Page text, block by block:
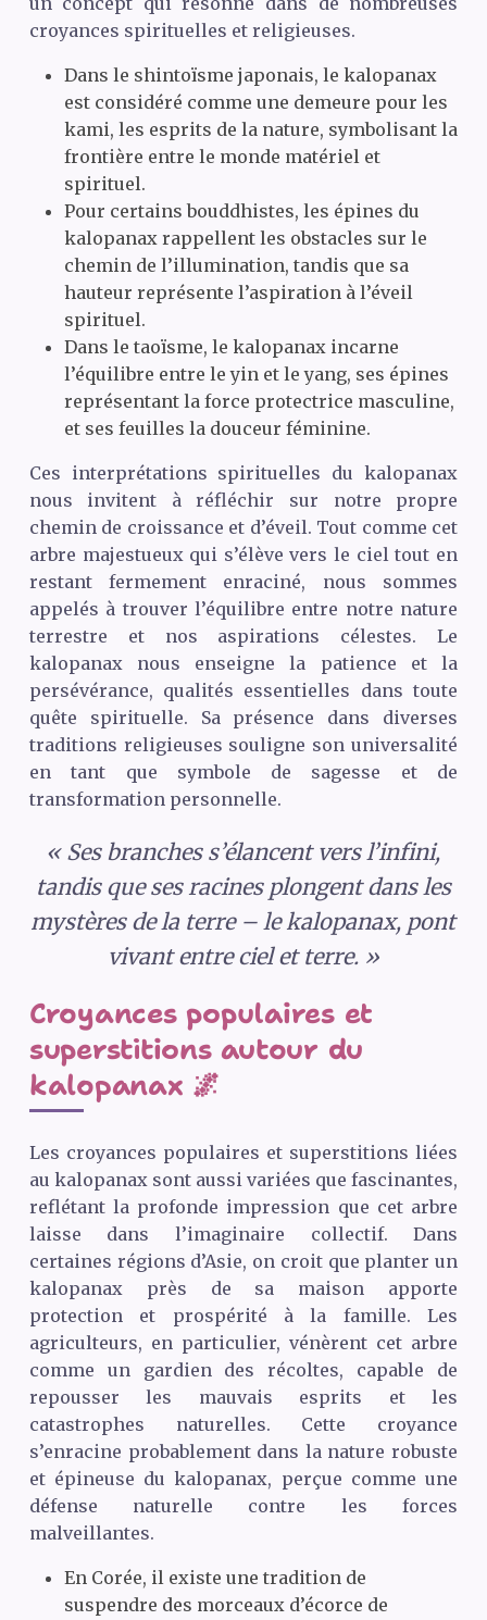
croyances spirituelles et religieuses.
Dans le shintoïsme japonais, le kalopanax
est considéré comme une demeure pour les
kami, les esprits de la nature, symbolisant la
frontière entre le monde matériel et
spirituel.
Pour certains bouddhistes, les épines du
kalopanax rappellent les obstacles sur le
chemin de l’illumination, tandis que sa
hauteur représente l’aspiration à l’éveil
spirituel.
Dans le taoïsme, le kalopanax incarne
l’équilibre entre le yin et le yang, ses épines
représentant la force protectrice masculine,
et ses feuilles la douceur féminine.
Ces interprétations spirituelles du kalopanax
nous invitent à réfléchir sur notre propre
chemin de croissance et d’éveil. Tout comme cet
arbre majestueux qui s’élève vers le ciel tout en
restant fermement enraciné, nous sommes
appelés à trouver l’équilibre entre notre nature
terrestre et nos aspirations célestes. Le
kalopanax nous enseigne la patience et la
persévérance, qualités essentielles dans toute
quête spirituelle. Sa présence dans diverses
traditions religieuses souligne son universalité
en tant que symbole de sagesse et de
transformation personnelle.
« Ses branches s’élancent vers l’infini,
tandis que ses racines plongent dans les
mystères de la terre – le kalopanax, pont
vivant entre ciel et terre. »
Croyances populaires et
superstitions autour du
kalopanax 🌌
Les croyances populaires et superstitions liées
au kalopanax sont aussi variées que fascinantes,
reflétant la profonde impression que cet arbre
laisse dans l’imaginaire collectif. Dans
certaines régions d’Asie, on croit que planter un
kalopanax près de sa maison apporte
protection et prospérité à la famille. Les
agriculteurs, en particulier, vénèrent cet arbre
comme un gardien des récoltes, capable de
repousser les mauvais esprits et les
catastrophes naturelles. Cette croyance
s’enracine probablement dans la nature robuste
et épineuse du kalopanax, perçue comme une
défense naturelle contre les forces
malveillantes.
En Corée, il existe une tradition de
suspendre des morceaux d’écorce de